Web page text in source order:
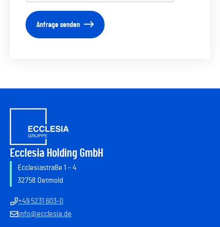
Anfrage senden
Ecclesia Holding GmbH
Ecclesiastraße 1 – 4
32758 Detmold
+49 5231 603-0
info@ecclesia.de